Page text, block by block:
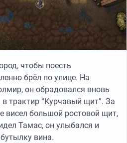
чтобы поесть
брёл по улице. На
он обрадовался вновь
трактир “Курчавый щит”. За
висел большой ростовой щит,
Тамас, он улыбался и
вина.